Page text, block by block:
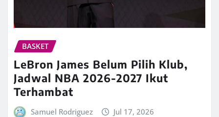
BASKET
LeBron James Belum Pilih Klub,
Jadwal NBA 2026-2027 Ikut
Terhambat
Samuel Rodriguez Jul 17, 2026